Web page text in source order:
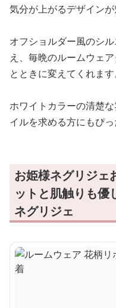
気分が上がるデザインが
オフショルダー風のシ
え、毎晩のルームウェ
とときに変えてくれます
ホワイトカラーの清楚
イルを求める方にもぴっ
お姫様ネグリジェ
ットと肌触りも優
ネグリジェ